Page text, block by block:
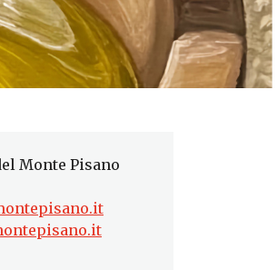
Monte Pisano